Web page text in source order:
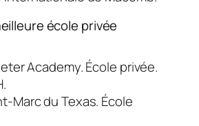
école privée
Academy. École privée.
Marc du Texas. École